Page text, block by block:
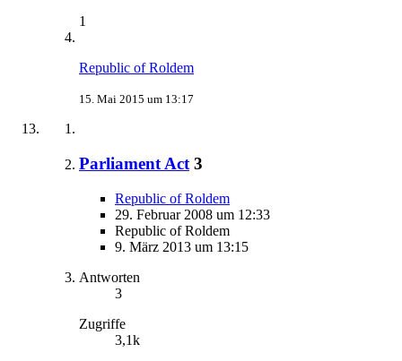
1
Republic of Roldem
15. Mai 2015 um 13:17
Parliament Act 3
Republic of Roldem
29. Februar 2008 um 12:33
Republic of Roldem
9. März 2013 um 13:15
Antworten
3
Zugriffe
3,1k